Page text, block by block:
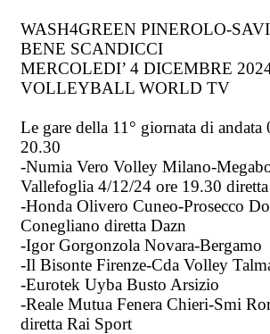
WASH4GREEN PINEROLO-
BENE SCANDICCI
MERCOLEDI’ 4 DICEMBRE
VOLLEYBALL WORLD TV
Le gare della 11° giornata di
20.30
-Numia Vero Volley Milano-
Vallefoglia 4/12/24 ore 19.30
-Honda Olivero Cuneo-Prosecco
Conegliano diretta Dazn
-Igor Gorgonzola Novara-Bergamo
-Il Bisonte Firenze-Cda Volley
-Eurotek Uyba Busto Arsizio
-Reale Mutua Fenera Chieri-Smi
diretta Rai Sport